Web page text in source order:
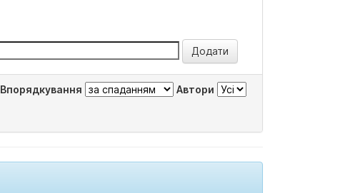
Впорядкування Автори